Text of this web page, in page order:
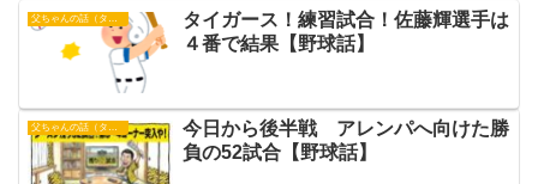
タイガース！練習試合！佐藤輝選手は
４番で結果【野球話】
父ちゃんの話（タイガース）
今日から後半戦 アレンパへ向けた勝
負の52試合【野球話】